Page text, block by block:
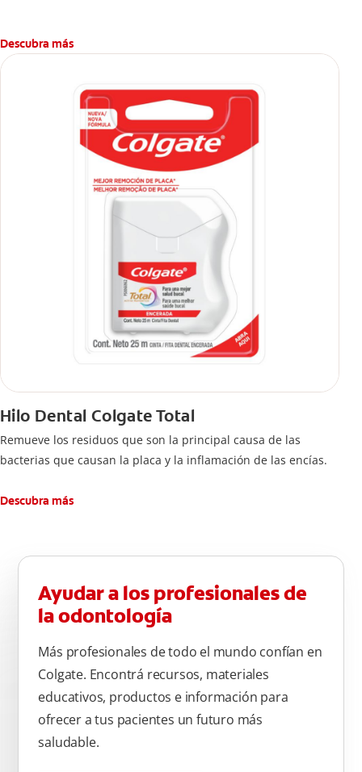
Descubra más
Hilo Dental Colgate Total
Remueve los residuos que son la principal causa de las
bacterias que causan la placa y la inflamación de las encías.
Descubra más
Ayudar a los profesionales de
la odontología
Más profesionales de todo el mundo confían en
Colgate. Encontrá recursos, materiales
educativos, productos e información para
ofrecer a tus pacientes un futuro más
saludable.